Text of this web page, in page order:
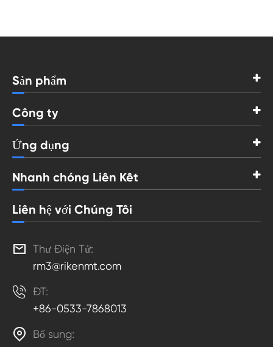
Sản phẩm
Công ty
Ứng dụng
Nhanh chóng Liên Kết
Liên hệ với Chúng Tôi
 Thư Điện Tử:
rm3@rikenmt.com
 ĐT:
+86-0533-7868013

Bổ sung: